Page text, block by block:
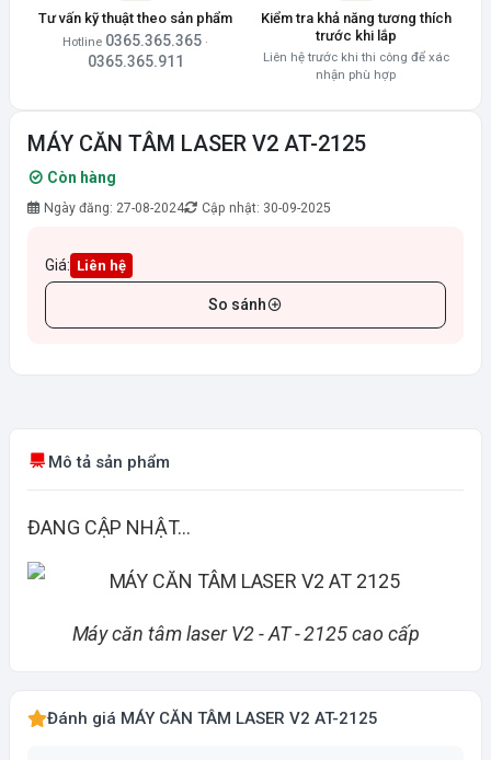
Tư vấn kỹ thuật theo sản phẩm
Hotline 0365.365.365 ·
0365.365.911
Kiểm tra khả năng tương thích
trước khi lắp
Liên hệ trước khi thi công để xác
nhận phù hợp
MÁY CĂN TÂM LASER V2 AT-2125
Còn hàng
Ngày đăng: 27-08-2024 Cập nhật: 30-09-2025
Giá: Liên hệ
So sánh
Mô tả sản phẩm
ĐANG CẬP NHẬT...
Máy căn tâm laser V2 - AT - 2125 cao cấp
Đánh giá MÁY CĂN TÂM LASER V2 AT-2125